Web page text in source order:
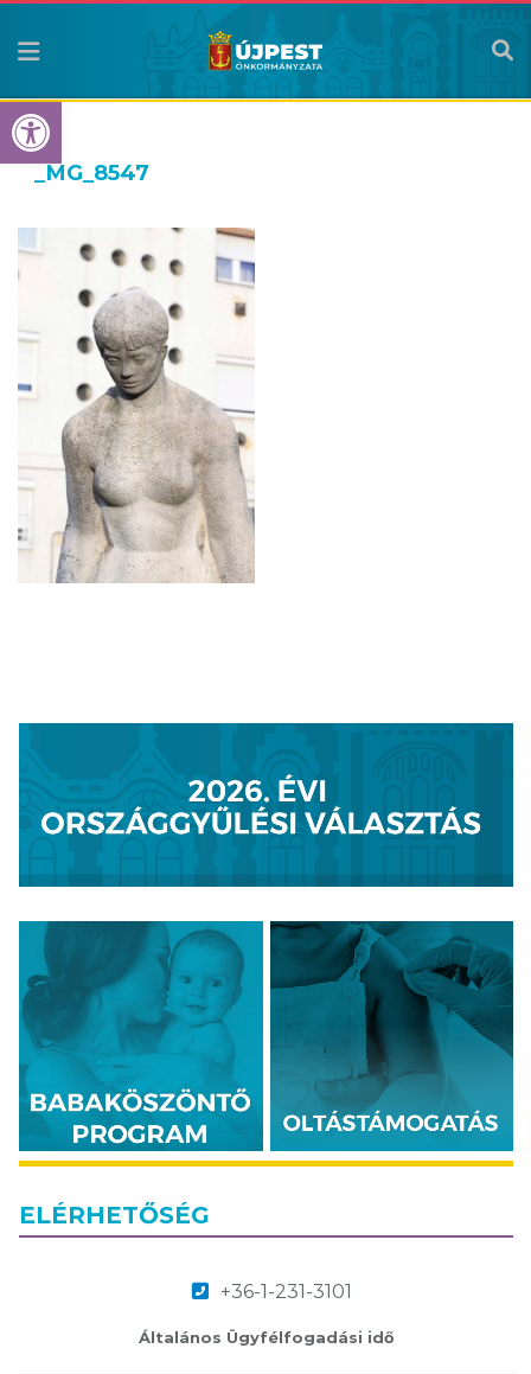
Eszköztár megnyitása
_MG_8547
ELÉRHETŐSÉG
+36-1-231-3101
Általános Ügyfélfogadási idő